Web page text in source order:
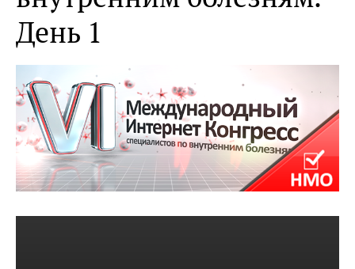
День 1